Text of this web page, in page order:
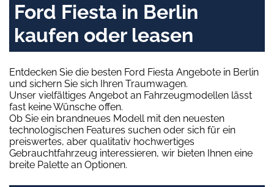
Ford Fiesta in Berlin
kaufen oder leasen
Entdecken Sie die besten Ford Fiesta Angebote in Berlin
und sichern Sie sich Ihren Traumwagen.
Unser vielfältiges Angebot an Fahrzeugmodellen lässt
fast keine Wünsche offen.
Ob Sie ein brandneues Modell mit den neuesten
technologischen Features suchen oder sich für ein
preiswertes, aber qualitativ hochwertiges
Gebrauchtfahrzeug interessieren, wir bieten Ihnen eine
breite Palette an Optionen.